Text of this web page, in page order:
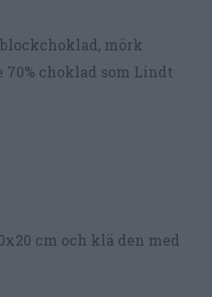
mörk
choklad som Lindt
cm och klä den med